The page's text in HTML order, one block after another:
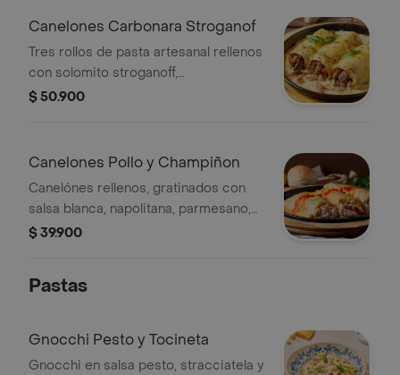
Canelones Carbonara Stroganof
Tres rollos de pasta artesanal rellenos
con solomito stroganoff,
champiñones, tocineta, y
$ 50.900
Canelones Pollo y Champiñon
Canelónes rellenos, gratinados con
salsa blanca, napolitana, parmesano,
jamón artesanal, champiñonesy queso
$ 39.900
Pastas
Gnocchi Pesto y Tocineta
Gnocchi en salsa pesto, stracciatela y